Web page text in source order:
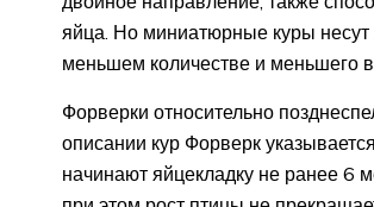
яйца. Но миниатюрные куры несут
меньшем количестве и меньшего
Форверки относительно
описании кур Форверк
начинают яйцекладку не ранее 6